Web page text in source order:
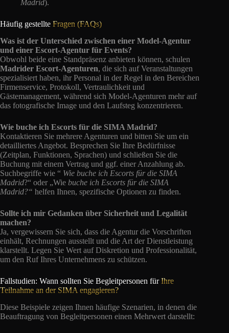
Madrid).
Häufig gestellte Fragen (FAQs)
Was ist der Unterschied zwischen einer Model-Agentur
und einer Escort-Agentur für Events?
Obwohl beide eine Standpräsenz anbieten können, schulen
Madrider Escort-Agenturen, die sich auf Veranstaltungen
spezialisiert haben, ihr Personal in der Regel in den Bereichen
Firmenservice, Protokoll, Vertraulichkeit und
Gästemanagement, während sich Model-Agenturen mehr auf
das fotografische Image und den Laufsteg konzentrieren.
Wie buche ich Escorts für die SIMA Madrid?
Kontaktieren Sie mehrere Agenturen und bitten Sie um ein
detailliertes Angebot. Besprechen Sie Ihre Bedürfnisse
(Zeitplan, Funktionen, Sprachen) und schließen Sie die
Buchung mit einem Vertrag und ggf. einer Anzahlung ab.
Suchbegriffe wie “ Wie buche ich Escorts für die SIMA
Madrid?“ oder „Wie buche ich Escorts für die SIMA
Madrid?“ helfen Ihnen, spezifische Optionen zu finden.
Sollte ich mir Gedanken über Sicherheit und Legalität
machen?
Ja, vergewissern Sie sich, dass die Agentur die Vorschriften
einhält, Rechnungen ausstellt und die Art der Dienstleistung
klarstellt. Legen Sie Wert auf Diskretion und Professionalität,
um den Ruf Ihres Unternehmens zu schützen.
Fallstudien: Wann sollten Sie Begleitpersonen fürIhre
Teilnahme an der SIMA engagieren?
Diese Beispiele zeigen Ihnen häufige Szenarien, in denen die
Beauftragung von Begleitpersonen einen Mehrwert darstellt: